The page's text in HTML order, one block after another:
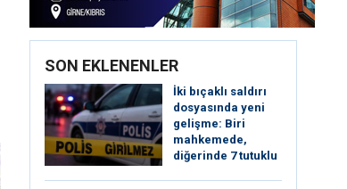
SON EKLENENLER
İki bıçaklı saldırı
dosyasında yeni
gelişme: Biri
mahkemede,
diğerinde 7 tutuklu